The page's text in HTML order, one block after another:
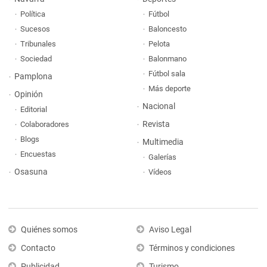
Política
Sucesos
Tribunales
Sociedad
Pamplona
Opinión
Editorial
Colaboradores
Blogs
Encuestas
Osasuna
Fútbol
Baloncesto
Pelota
Balonmano
Fútbol sala
Más deporte
Nacional
Revista
Multimedia
Galerías
Vídeos
Quiénes somos
Contacto
Aviso Legal
Términos y condiciones